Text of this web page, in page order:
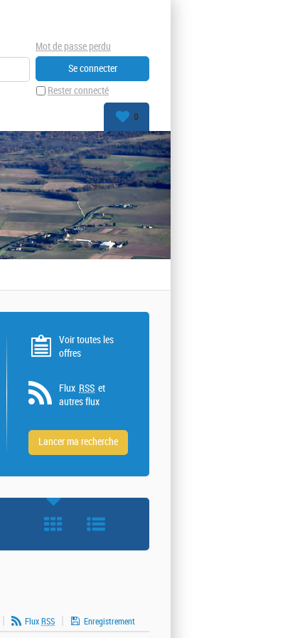
Rester connecté
Mot de passe perdu
0
Voir toutes les
offres
Flux RSS et
autres flux
Flux RSS
Enregistrement